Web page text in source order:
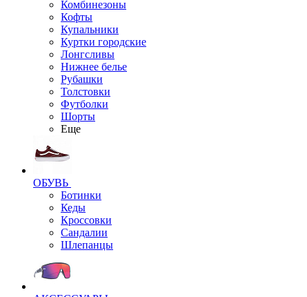
Комбинезоны
Кофты
Купальники
Куртки городские
Лонгсливы
Нижнее белье
Рубашки
Толстовки
Футболки
Шорты
Еще
ОБУВЬ
Ботинки
Кеды
Кроссовки
Сандалии
Шлепанцы